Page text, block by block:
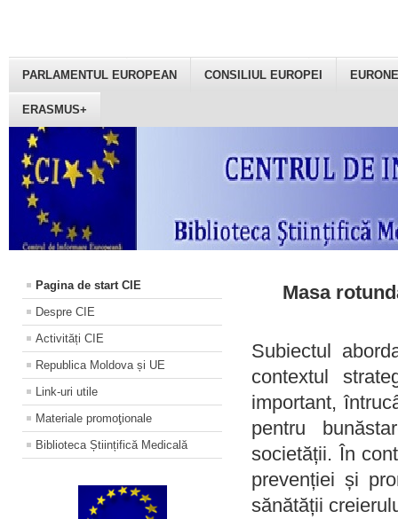
PARLAMENTUL EUROPEAN CONSILIUL EUROPEI
ERASMUS+
Pagina de start CIE
Despre CIE
Activități CIE
Republica Moldova și UE
Link-uri utile
Materiale promoţionale
Biblioteca Științifică Medicală
Masa
Subiectul
contextul
important,
pentru
societății. În
prevenției și
sănătății